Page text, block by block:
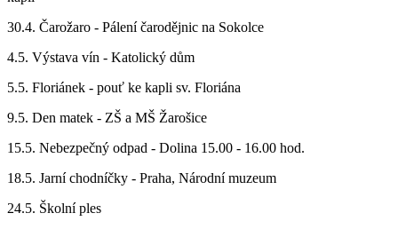
30.4. Čarožaro - Pálení čarodějnic na Sokolce
4.5. Výstava vín - Katolický dům
5.5. Floriánek - pouť ke kapli sv. Floriána
9.5. Den matek - ZŠ a MŠ Žarošice
15.5. Nebezpečný odpad - Dolina 15.00 - 16.00 hod.
18.5. Jarní chodníčky - Praha, Národní muzeum
24.5. Školní ples